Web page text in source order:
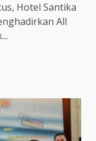
Hotel Santika
All